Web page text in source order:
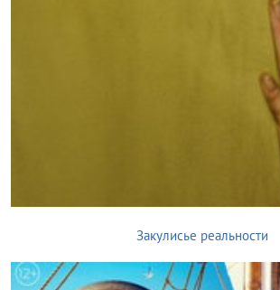
Закулисье реальности